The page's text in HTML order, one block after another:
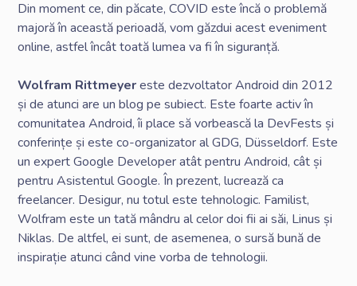
Din moment ce, din păcate, COVID este încă o problemă
majoră în această perioadă, vom găzdui acest eveniment
online, astfel încât toată lumea va fi în siguranță.
Wolfram Rittmeyereste dezvoltator Android din 2012
și de atunci are un blog pe subiect. Este foarte activ în
comunitatea Android, îi place să vorbească la DevFests și
conferințe și este co-organizator al GDG, Düsseldorf. Este
un expert Google Developer atât pentru Android, cât și
pentru Asistentul Google. În prezent, lucrează ca
freelancer. Desigur, nu totul este tehnologic. Familist,
Wolfram este un tată mândru al celor doi fii ai săi, Linus și
Niklas. De altfel, ei sunt, de asemenea, o sursă bună de
inspirație atunci când vine vorba de tehnologii.